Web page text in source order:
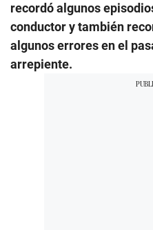
recordó algunos
conductor y también
algunos errores en el
arrepiente.